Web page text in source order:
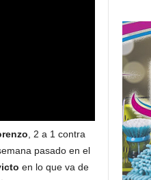
, 2 a 1 contra
pasado en el
en lo que va de